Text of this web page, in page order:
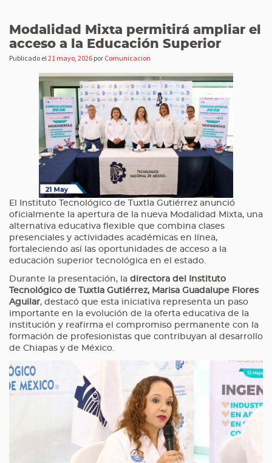
Modalidad Mixta permitirá ampliar el
acceso a la Educación Superior
Publicado el21 mayo, 2026 por Comunicacion
El Instituto Tecnológico de Tuxtla Gutiérrez anunció
oficialmente la apertura de la nueva Modalidad Mixta, una
alternativa educativa flexible que combina clases
presenciales y actividades académicas en línea,
fortaleciendo así las oportunidades de acceso a la
educación superior tecnológica en el estado.
Durante la presentación, la directora del Instituto
Tecnológico de Tuxtla Gutiérrez, Marisa Guadalupe Flores
Aguilar, destacó que esta iniciativa representa un paso
importante en la evolución de la oferta educativa de la
institución y reafirma el compromiso permanente con la
formación de profesionistas que contribuyan al desarrollo
de Chiapas y de México.